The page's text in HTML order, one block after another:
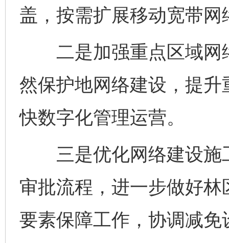
盖，按需扩展移动宽带
二是加强重点区域网
然保护地网络建设，提
快数字化管理运营。
三是优化网络建设施
审批流程，进一步做好
要素保障工作，协调减